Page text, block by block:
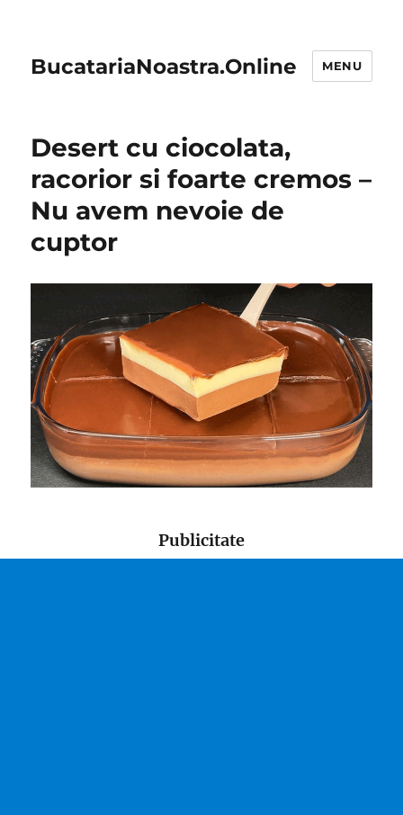
BucatariaNoastra.Online MENU
Desert cu ciocolata,
racorior si foarte cremos –
Nu avem nevoie de
cuptor
Publicitate